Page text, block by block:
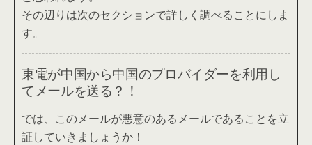
その辺りは次のセクションで詳しく調べることにしま
す。
東電が中国から中国のプロバイダーを利用し
てメールを送る？！
では、このメールが悪意のあるメールであることを立
証していきましょうか！